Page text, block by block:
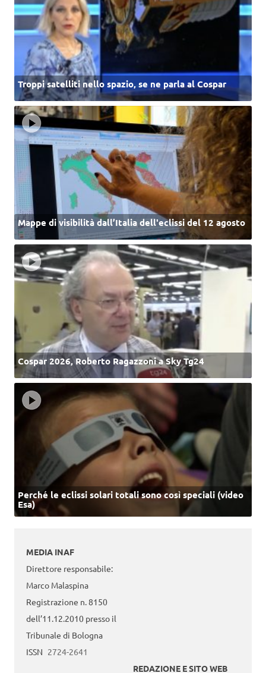
Troppi satelliti nello spazio, se ne parla al Cospar
Mappe di visibilità dall’Italia dell'eclissi del 12 agosto
Cospar 2026, Roberto Ragazzoni a Sky Tg24
Perché le eclissi solari totali sono così speciali (video
Esa)
MEDIA INAF
Direttore responsabile:
Marco Malaspina
Registrazione n. 8150
dell’11.12.2010 presso il
Tribunale di Bologna
ISSN 2724-2641
REDAZIONE E SITO WEB